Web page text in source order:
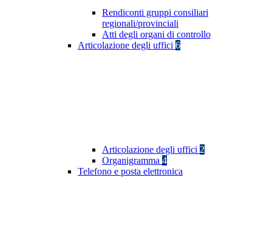
Rendiconti gruppi consiliari
regionali/provinciali
Atti degli organi di controllo
Articolazione degli uffici 6
Articolazione degli uffici 2
Organigramma 4
Telefono e posta elettronica